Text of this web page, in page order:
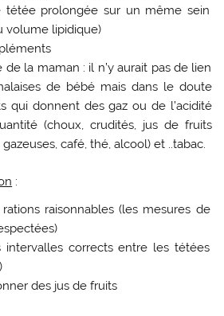
tétée prolongée sur un même sein
volume lipidique)
de la maman : il n’y aurait pas de lien
de bébé mais dans le doute
qui donnent des gaz ou de l’acidité
(choux, crudités, jus de fruits
café, thé, alcool) et ..tabac.
:
raisonnables (les mesures de
intervalles corrects entre les tétées
des jus de fruits